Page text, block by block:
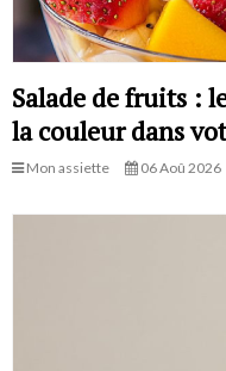
Salade de fruits :
la couleur dans
Mon assiette 06 Aoû 2026